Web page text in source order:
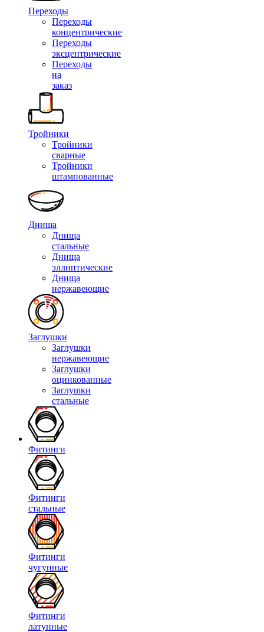
Переходы
Переходы
концентрические
Переходы
эксцентрические
Переходы
на
заказ
Тройники
Тройники
сварные
Тройники
штампованные
Днища
Днища
стальные
Днища
эллиптические
Днища
нержавеющие
Заглушки
Заглушки
нержавеющие
Заглушки
оцинкованные
Заглушки
стальные
Фитинги
Фитинги
стальные
Фитинги
чугунные
Фитинги
латунные